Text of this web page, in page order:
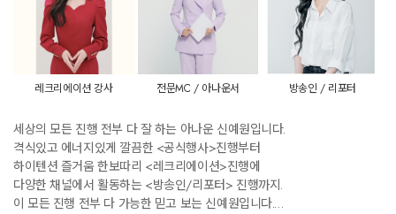
레크리에이션 강사 전문MC / 아나운서 방송인 / 리포터
세상의 모든 진행 전부 다 잘 하는 아나운 신예원입니다.
격식있고 에너지있게 깔끔한 <공식행사>진행부터
하이텐션 즐거움 한보따리 <레크리에이션>진행에
다양한 채널에서 활동하는 <방송인/리포터> 진행까지.
이 모든 진행 전부 다 가능한 믿고 보는 신예원입니다.